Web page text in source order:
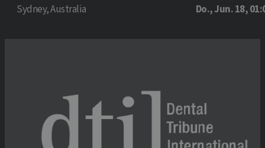
Sydney, Australia
Do., Jun. 18,